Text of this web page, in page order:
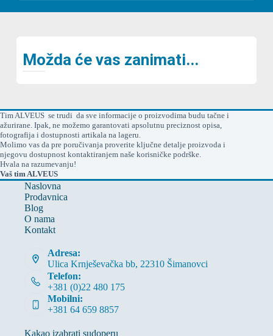
Možda će vas zanimati...
Tim ALVEUS se trudi da sve informacije o proizvodima budu tačne i
ažurirane. Ipak, ne možemo garantovati apsolutnu preciznost opisa,
fotografija i dostupnosti artikala na lageru.
Molimo vas da pre poručivanja proverite ključne detalje proizvoda i
njegovu dostupnost kontaktiranjem naše korisničke podrške.
Hvala na razumevanju!
Vaš tim ALVEUS
Naslovna
Prodavnica
Blog
O nama
Kontakt
Adresa:
Ulica Krnješevačka bb, 22310 Šimanovci
Telefon:
+381 (0)22 480 175
Mobilni:
+381 64 659 8857
Kakao izabrati sudoperu